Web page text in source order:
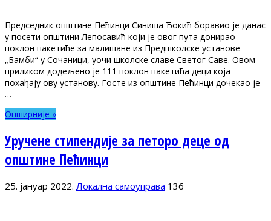
Председник општине Пећинци Синиша Ђокић боравио је данас
у посети општини Лепосавић који је овог пута донирао
поклон пакетиће за малишане из Предшколске установе
„Бамби“ у Сочаници, уочи школске славе Светог Саве. Овом
приликом додељено је 111 поклон пакетића деци која
похађају ову установу. Госте из општине Пећинци дочекао је
…
Опширније »
Уручене стипендије за петоро деце од
општине Пећинци
25. јануар 2022. Локална самоуправа 136